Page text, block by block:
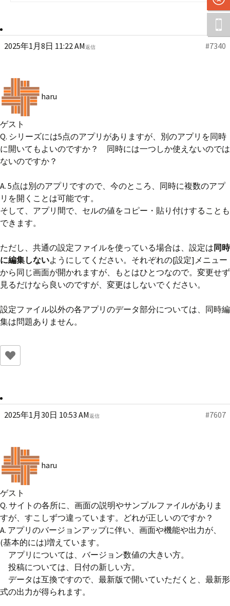
2025年1月8日 11:22 AM #7340
返信
haru
ゲスト
Q. シリーズには5点のアプリがありますが、別のアプリを同時
に開いてもよいのですか？ 同時には一つしか使えないのでは
ないのですか？
A. 5点は別のアプリですので、今のところ、同時に複数のアプ
リを開くことは可能です。
そして、アプリ間で、セルの値をコピー・貼り付けすることも
できます。
ただし、共通の設定ファイルを使っている場合は、設定は 同時
に編集しないようにしてください。それぞれの[設定]メニュー
から同じ画面が開かれますが、もとはひとつなので。変更せず
見るだけなら良いのですが、変更はしないでください。
設定ファイル以外の各アプリのデータ部分については、同時編
集は問題ありません。
2025年1月30日 10:53 AM #7607
返信
haru
ゲスト
Q. サイトの各所に、画面の説明やサンプルファイルがありま
すが、すこしずつ違っています。どれが正しいのですか？
A. アプリのバージョンアップに伴い、画面や機能や出力が、
(基本的には)増えています。
アプリについては、バージョン数値の大きい方。
投稿については、日付の新しい方。
データは互換ですので、最新版で開いていただくと、最新形
式の出力が得られます。